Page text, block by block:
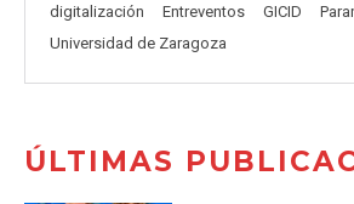
digitalización Entreventos GICID
Universidad de Zaragoza
ÚLTIMAS